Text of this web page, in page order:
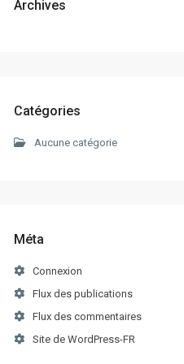
Archives
Catégories
Aucune catégorie
Méta
Connexion
Flux des publications
Flux des commentaires
Site de WordPress-FR